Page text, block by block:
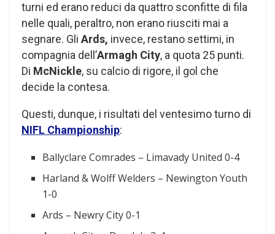
turni ed erano reduci da quattro sconfitte di fila
nelle quali, peraltro, non erano riusciti mai a
segnare. Gli Ards, invece, restano settimi, in
compagnia dell’Armagh City, a quota 25 punti.
Di McNickle, su calcio di rigore, il gol che
decide la contesa.
Questi, dunque, i risultati del ventesimo turno di
NIFL Championship:
Ballyclare Comrades – Limavady United 0-4
Harland & Wolff Welders – Newington Youth
1-0
Ards – Newry City 0-1